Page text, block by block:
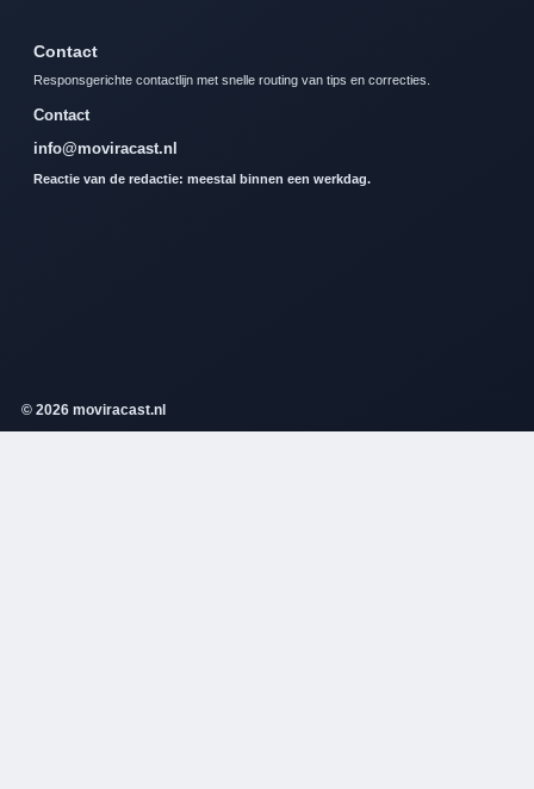
Contact
Responsgerichte contactlijn met snelle routing van tips en correcties.
Contact
info@moviracast.nl
Reactie van de redactie: meestal binnen een werkdag.
© 2026 moviracast.nl